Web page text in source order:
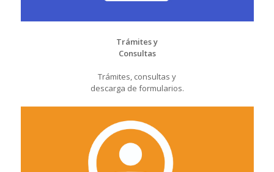
Trámites y
Consultas
Trámites, consultas y
descarga de formularios.